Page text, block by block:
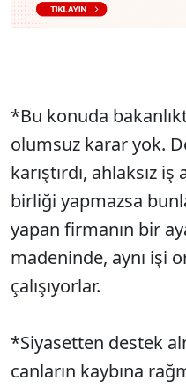
*Bu konuda
olumsuz karar yok.
karıştırdı, ahlaksız
birliği yapmazsa
yapan firmanın bir
madeninde, aynı işi
çalışıyorlar.
*Siyasetten destek
canların kaybına